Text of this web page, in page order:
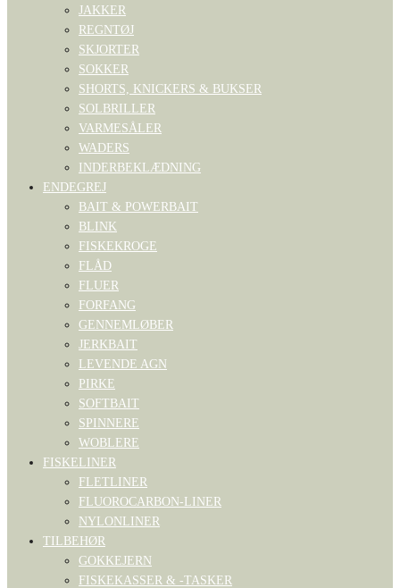
JAKKER
REGNTØJ
SKJORTER
SOKKER
SHORTS, KNICKERS & BUKSER
SOLBRILLER
VARMESÅLER
WADERS
INDERBEKLÆDNING
ENDEGREJ
BAIT & POWERBAIT
BLINK
FISKEKROGE
FLÅD
FLUER
FORFANG
GENNEMLØBER
JERKBAIT
LEVENDE AGN
PIRKE
SOFTBAIT
SPINNERE
WOBLERE
FISKELINER
FLETLINER
FLUOROCARBON-LINER
NYLONLINER
TILBEHØR
GOKKEJERN
FISKEKASSER & -TASKER